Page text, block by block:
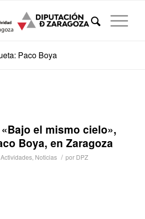
Paco Boya
el mismo cielo»,
Boya, en Zaragoza
Actividades, Noticias / por DPZ